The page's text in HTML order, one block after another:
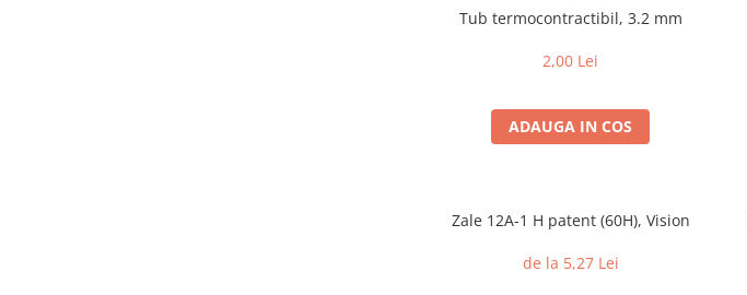
Tub termocontractibil, 3.2 mm
2,00 Lei
ADAUGA IN COS
Zale 12A-1 H patent (60H), Vision
de la 5,27 Lei